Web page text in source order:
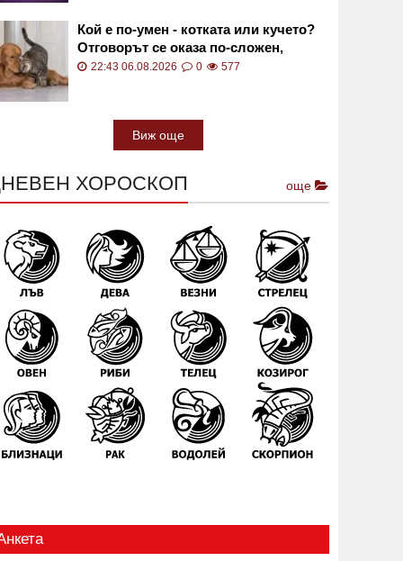
Кой е по-умен - котката или кучето?
Отговорът се оказа по-сложен,
отколкото изглежда
22:43 06.08.2026 0 577
Виж още
ХОРОСКОП още